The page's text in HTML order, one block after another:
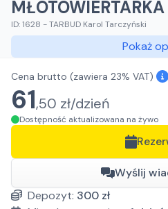
ID:1628 -TARBUD Karol Tarczyński
Pokaż
Cena brutto (zawiera 23% VAT)
61,50 zł/dzień
Dostępność aktualizowana na żywo
Wyślij
Depozyt: 300 zł